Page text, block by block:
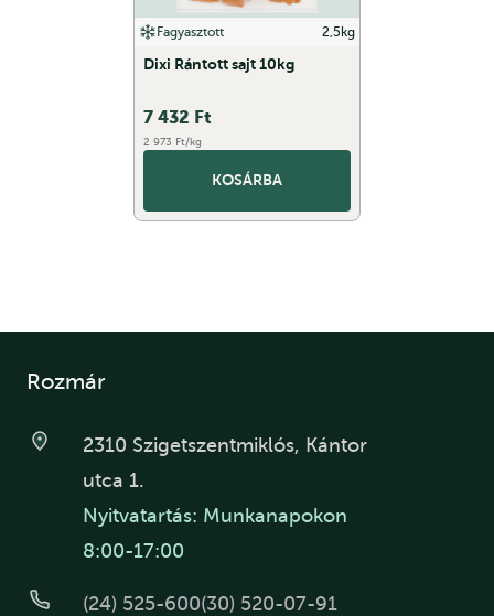
Fagyasztott 2,5kg
Dixi Rántott sajt 10kg
7 432 Ft
2 973 Ft/kg
KOSÁRBA
Rozmár
2310 Szigetszentmiklós, Kántor
utca 1.
Nyitvatartás: Munkanapokon
8:00-17:00
(24) 525-600(30) 520-07-91